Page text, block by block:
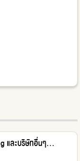
และบริษัทอื่นๆ...